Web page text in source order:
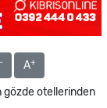
- A+
gözde otellerinden